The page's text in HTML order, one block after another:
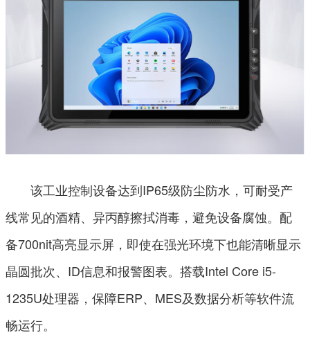
该工业控制设备达到IP65级防尘防水，可耐受产
线常见的酒精、异丙醇擦拭消毒，避免设备腐蚀。配
备700nit高亮显示屏，即使在强光环境下也能清晰显示
晶圆批次、ID信息和报警图表。搭载Intel Core i5-
1235U处理器，保障ERP、MES及数据分析等软件流
畅运行。